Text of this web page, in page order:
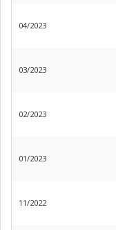
04/2023
03/2023
02/2023
01/2023
11/2022